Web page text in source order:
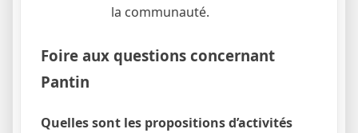
la communauté.
Foire aux questions concernant
Pantin
Quelles sont les propositions d’activités